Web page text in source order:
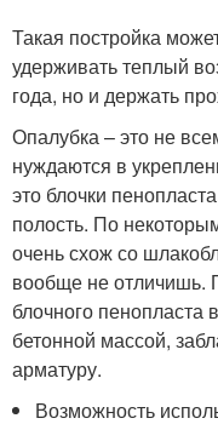
Такая постройка
удерживать теплый
года, но и держать
Опалубка – это не
нуждаются в
это блочки
полость. По
очень схож со
вообще не отличишь.
блочного пенопласта
бетонной массой,
арматуру.
Возможность